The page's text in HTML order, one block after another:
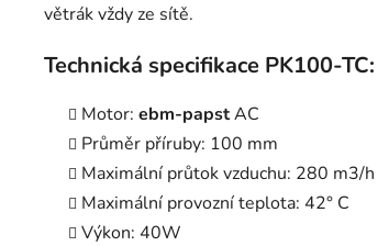
větrák vždy ze sítě.
Technická specifikace PK100-TC:
Motor: ebm-papstAC
Průměr příruby: 100 mm
Maximální průtok vzduchu: 280 m3/h
Maximální provozní teplota: 42° C
Výkon: 40W